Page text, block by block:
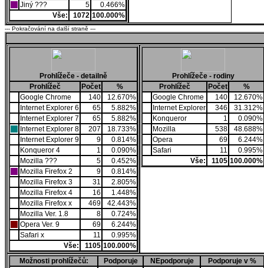
Jiný ???
5
0.466%
Vše:
1072 100.000%
--- Pokračování na další straně ---
Prohlížeče - detailně
Prohlížeč
Počet
%
Google Chrome
140
12.670%
Internet Explorer 6
65
5.882%
Internet Explorer 7
65
5.882%
Internet Explorer 8
207
18.733%
Internet Explorer 9
9
0.814%
Konqueror 4
1
0.090%
Mozilla ???
5
0.452%
Mozilla Firefox 2
9
0.814%
Mozilla Firefox 3
31
2.805%
Mozilla Firefox 4
16
1.448%
Mozilla Firefox x
469
42.443%
Mozilla Ver. 1.8
8
0.724%
Opera Ver. 9
69
6.244%
Safari x
11
0.995%
Vše:
1105 100.000%
Prohlížeče - rodiny
Prohlížeč
Počet
%
Google Chrome
140
12.670%
Internet Explorer
346
31.312%
Konqueror
1
0.090%
Mozilla
538
48.688%
Opera
69
6.244%
Safari
11
0.995%
Vše:
1105 100.000%
Možnosti prohlížečů: Podporuje NEpodporuje
Podporuje v %